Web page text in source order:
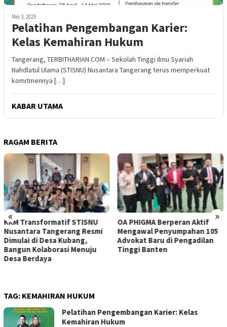
Mei 3, 2025
Pelatihan Pengembangan Karier:
Kelas Kemahiran Hukum
Tangerang, TERBITHARIAN.COM – Sekolah Tinggi Ilmu Syariah
Nahdlatul Ulama (STISNU) Nusantara Tangerang terus memperkuat
komitmennya […]
KABAR UTAMA
RAGAM BERITA
« »
KKM Transformatif STISNU
Nusantara Tangerang Resmi
Dimulai di Desa Kubang,
Bangun Kolaborasi Menuju
Desa Berdaya
OA PHIGMA Berperan Aktif
Mengawal Penyumpahan 105
Advokat Baru di Pengadilan
Tinggi Banten
TAG: KEMAHIRAN HUKUM
Pelatihan Pengembangan Karier: Kelas
Kemahiran Hukum